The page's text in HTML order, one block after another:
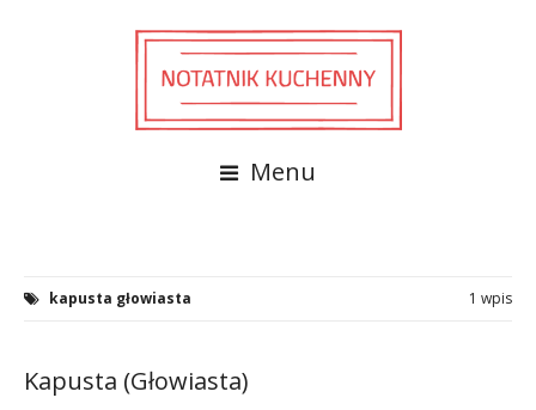
Menu
kapusta głowiasta 1 wpis
Kapusta (Głowiasta)